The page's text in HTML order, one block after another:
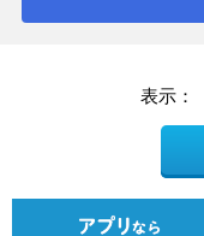
表示：